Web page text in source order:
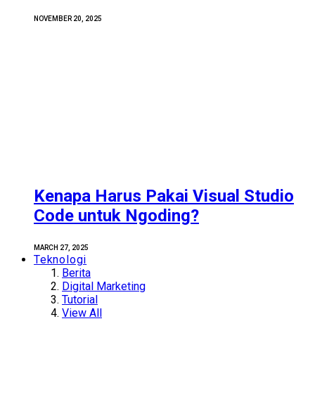
NOVEMBER 20, 2025
Kenapa Harus Pakai Visual Studio
Code untuk Ngoding?
MARCH 27, 2025
Teknologi
Berita
Digital Marketing
Tutorial
View All